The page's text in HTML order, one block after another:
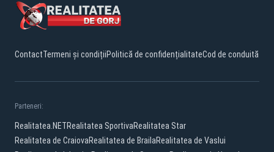
ContactTermeni și condițiiPolitică de confidențialitateCod de conduită
Parteneri:
Realitatea.NETRealitatea SportivaRealitatea Star
Realitatea de CraiovaRealitatea de BrailaRealitatea de Vaslui